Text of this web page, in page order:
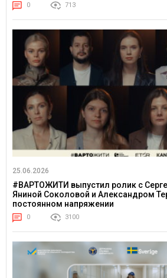
0 713
25.06.2026
#ВАРТОЖИТИ выпустил ролик с
Яниной Соколовой и Александром
постоянном напряжении
0 3100